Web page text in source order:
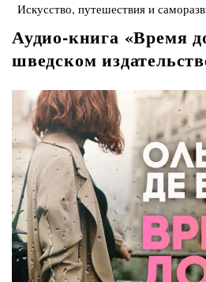
Искусство, путешествия и
Аудио-книга «Время
шведском